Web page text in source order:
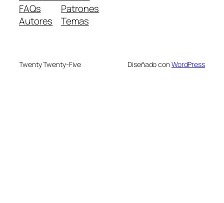
FAQs
Autores
Patrones
Temas
Twenty Twenty-Five Diseñado conWordPress